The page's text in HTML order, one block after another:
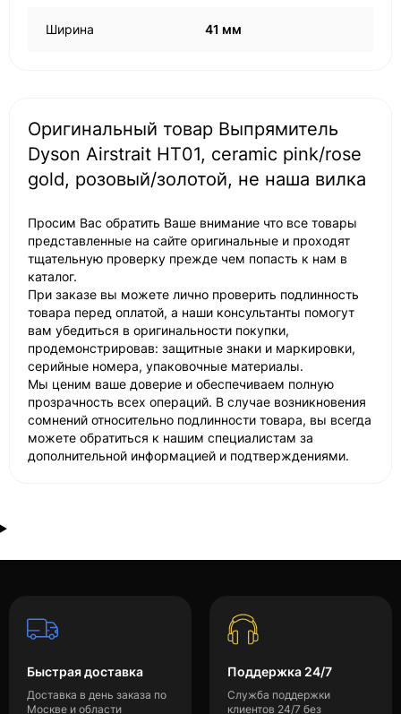
Ширина 41 мм
Оригинальный товар Выпрямитель
Dyson Airstrait HT01, сeramic pink/rose
gold, розовый/золотой, не наша вилка
Просим Вас обратить Ваше внимание что все товары
представленные на сайте оригинальные и проходят
тщательную проверку прежде чем попасть к нам в
каталог.
При заказе вы можете лично проверить подлинность
товара перед оплатой, а наши консультанты помогут
вам убедиться в оригинальности покупки,
продемонстрировав: защитные знаки и маркировки,
серийные номера, упаковочные материалы.
Мы ценим ваше доверие и обеспечиваем полную
прозрачность всех операций. В случае возникновения
сомнений относительно подлинности товара, вы всегда
можете обратиться к нашим специалистам за
дополнительной информацией и подтверждениями.
Быстрая доставка
Доставка в день заказа по
Москве и области
Поддержка 24/7
Служба поддержки
клиентов 24/7 без